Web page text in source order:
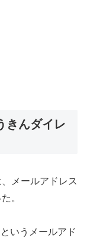
きんダイレ
メールアドレス
。
いうメールアド